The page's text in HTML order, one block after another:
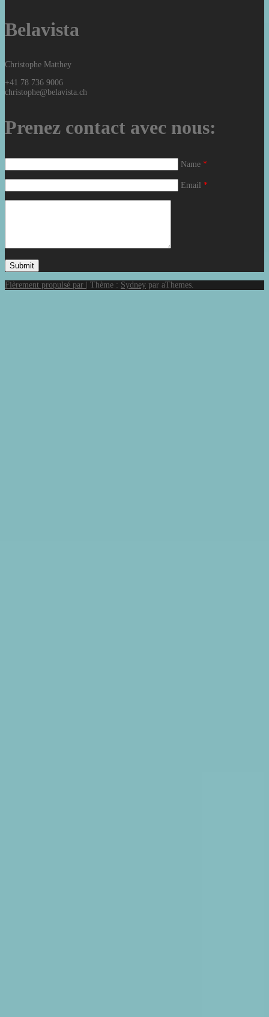
Belavista
Christophe Matthey
+41 78 736 9006
christophe@belavista.ch
Prenez contact avec nous:
Name *
Email *
Fièrement propulsé par Thème : Sydney par aThemes.